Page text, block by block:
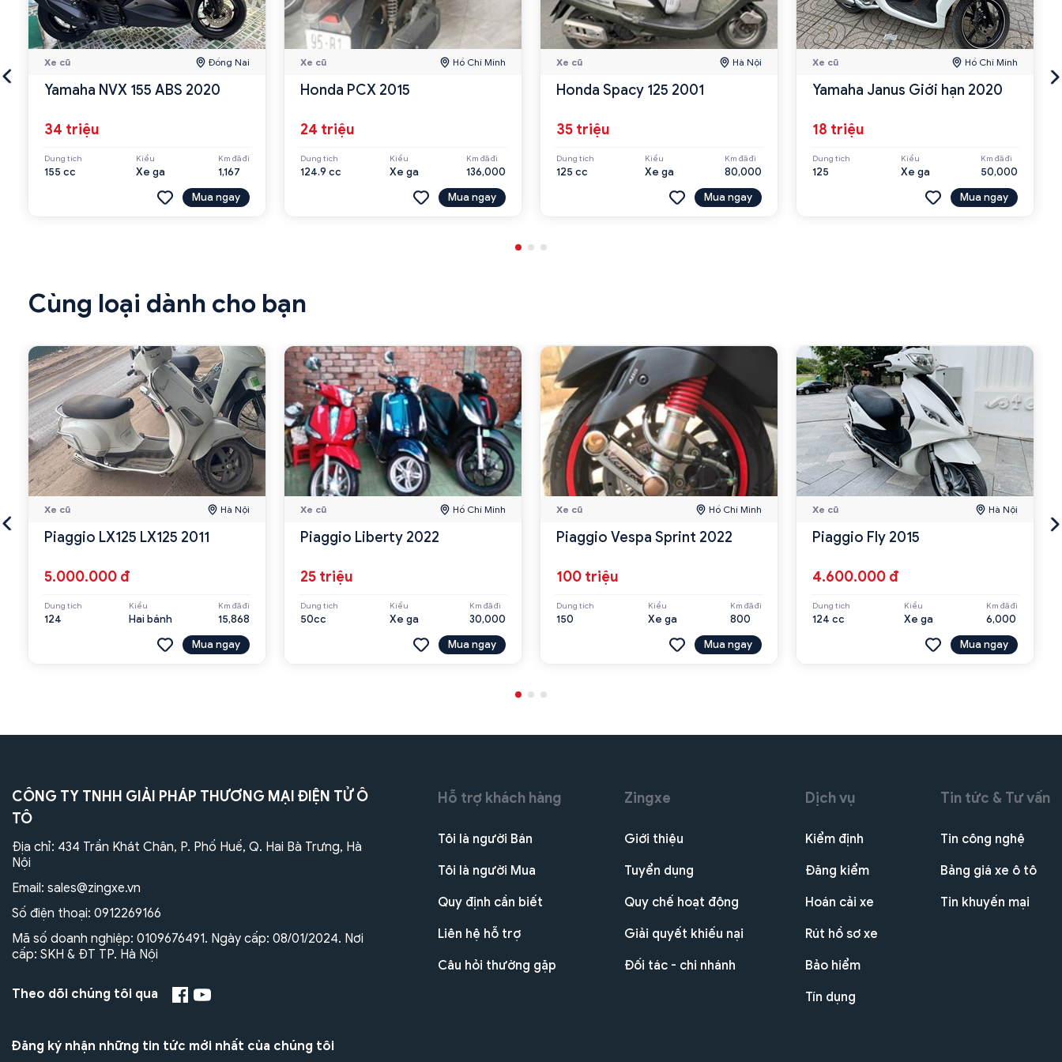
Xe cũ Đồng Nai
Yamaha NVX 155 ABS 2020
34 triệu
Dung tích
155 cc
Kiểu
Xe ga
Km đã đi
1,167
Mua ngay
Xe cũ Hồ Chí Minh
Honda PCX 2015
24 triệu
Dung tích
124.9 cc
Kiểu
Xe ga
Km đã đi
136,000
Mua ngay
Xe cũ Hà Nội
Honda Spacy 125 2001
35 triệu
Dung tích
125 cc
Kiểu
Xe ga
Km đã đi
80,000
Mua ngay
Xe cũ Hồ Chí Minh
Yamaha Janus Giới hạn 2020
18 triệu
Dung tích
125
Kiểu
Xe ga
Km đã đi
50,000
Mua ngay
Cùng loại dành cho bạn
Xe cũ Hà Nội
Piaggio LX125 LX125 2011
5.000.000 đ
Dung tích
124
Kiểu
Hai bánh
Km đã đi
15,868
Mua ngay
Xe cũ Hồ Chí Minh
Piaggio Liberty 2022
25 triệu
Dung tích
50cc
Kiểu
Xe ga
Km đã đi
30,000
Mua ngay
Xe cũ Hồ Chí Minh
Piaggio Vespa Sprint 2022
100 triệu
Dung tích
150
Kiểu
Xe ga
Km đã đi
800
Mua ngay
Xe cũ Hà Nội
Piaggio Fly 2015
4.600.000 đ
Dung tích
124 cc
Kiểu
Xe ga
Km đã đi
6,000
Mua ngay
CÔNG TY TNHH GIẢI PHÁP THƯƠNG MẠI ĐIỆN TỬ Ô
TÔ
Địa chỉ: 434 Trần Khát Chân, P. Phố Huế, Q. Hai Bà Trưng, Hà
Nội
Email: sales@zingxe.vn
Số điện thoại: 0912269166
Mã số doanh nghiệp: 0109676491. Ngày cấp: 08/01/2024. Nơi
cấp: SKH & ĐT TP. Hà Nội
Theo dõi chúng tôi qua
Đăng ký nhận những tin tức mới nhất của chúng tôi
Hỗ trợ khách hàng
Tôi là người Bán
Tôi là người Mua
Quy định cần biết
Liên hệ hỗ trợ
Câu hỏi thường gặp
Zingxe
Giới thiệu
Tuyển dụng
Quy chế hoạt động
Giải quyết khiếu nại
Đối tác - chi nhánh
Dịch vụ
Kiểm định
Đăng kiểm
Hoán cải xe
Rút hồ sơ xe
Bảo hiểm
Tín dụng
Tin tức & Tư vấn
Tin công nghệ
Bảng giá xe ô tô
Tin khuyến mại